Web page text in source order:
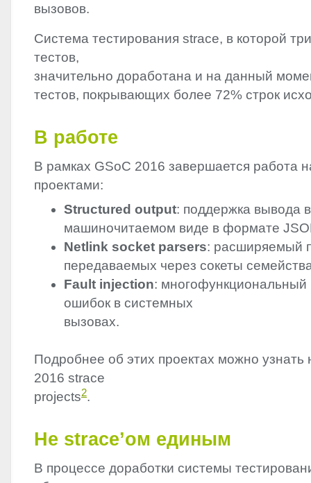
вызовов.
Система тестирования strace, в которой
тестов,
значительно доработана и на данный
тестов, покрывающих более 72% строк
В работе
В рамках GSoC 2016 завершается работа
проектами:
Structured output: поддержка вывода в
машиночитаемом виде в формате
Netlink socket parsers: расширяемый
передаваемых через сокеты
Fault injection: многофункциональный
ошибок в системных
вызовах.
Подробнее об этих проектах можно узнать
2016 strace
projects2.
Не strace’ом единым
В процессе доработки системы